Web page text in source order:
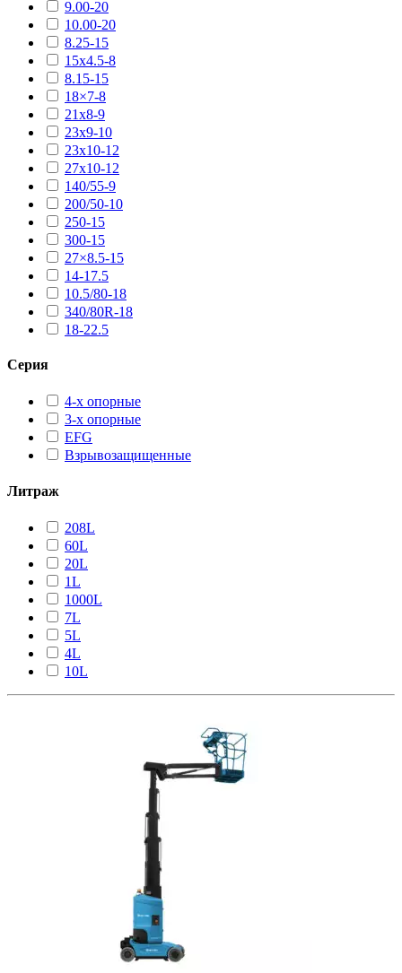
9.00-20
10.00-20
8.25-15
15х4.5-8
8.15-15
18×7-8
21х8-9
23х9-10
23х10-12
27х10-12
140/55-9
200/50-10
250-15
300-15
27×8.5-15
14-17.5
10.5/80-18
340/80R-18
18-22.5
Серия
4-х опорные
3-х опорные
EFG
Взрывозащищенные
Литраж
208L
60L
20L
1L
1000L
7L
5L
4L
10L